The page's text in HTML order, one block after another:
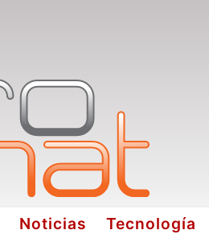
Noticias Tecnología